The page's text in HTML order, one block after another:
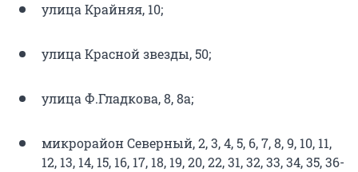
улица Крайняя, 10;
улица Красной звезды, 50;
улица Ф.Гладкова, 8, 8а;
микрорайон Северный, 2, 3, 4, 5, 6, 7, 8, 9, 10, 11,
12, 13, 14, 15, 16, 17, 18, 19, 20, 22, 31, 32, 33, 34, 35, 36-